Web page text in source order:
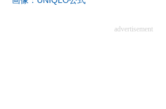
advertisement